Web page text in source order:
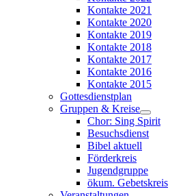
Kontakte 2021
Kontakte 2020
Kontakte 2019
Kontakte 2018
Kontakte 2017
Kontakte 2016
Kontakte 2015
Gottesdienstplan
Gruppen & Kreise
Chor: Sing Spirit
Besuchsdienst
Bibel aktuell
Förderkreis
Jugendgruppe
ökum. Gebetskreis